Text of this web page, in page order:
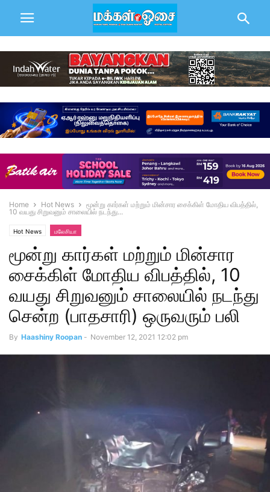
Home Hot News
மூன்று கார்கள் மற்றும் மின்சார சைக்கிள் மோதிய விபத்தில்,
10 வயது சிறுவனும் சாலையில் நடந்து...
Hot News மலேசியா
மூன்று கார்கள் மற்றும் மின்சார
சைக்கிள் மோதிய விபத்தில், 10
வயது சிறுவனும் சாலையில் நடந்து
சென்ற (பாதசாரி) ஒருவரும் பலி
By Haashiny Roopan - November 12, 2021 12:02 pm